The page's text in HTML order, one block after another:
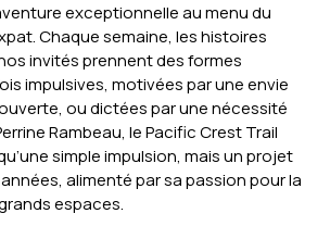
exceptionnelle au menu du
Chaque semaine, les histoires
invités prennent des formes
impulsives, motivées par une envie
ou dictées par une nécessité
Rambeau, le Pacific Crest Trail
simple impulsion, mais un projet
alimenté par sa passion pour la
espaces.